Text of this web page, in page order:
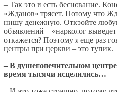
– Так это и есть беснование.
«Жданов» трясет. Потому что
нишу денежную. Откройте
объявлений – «нарколог
откажется? Поэтому я еще раз
центры при церкви – это тупик.
– В душепопечительном
время тысячи исцелились…